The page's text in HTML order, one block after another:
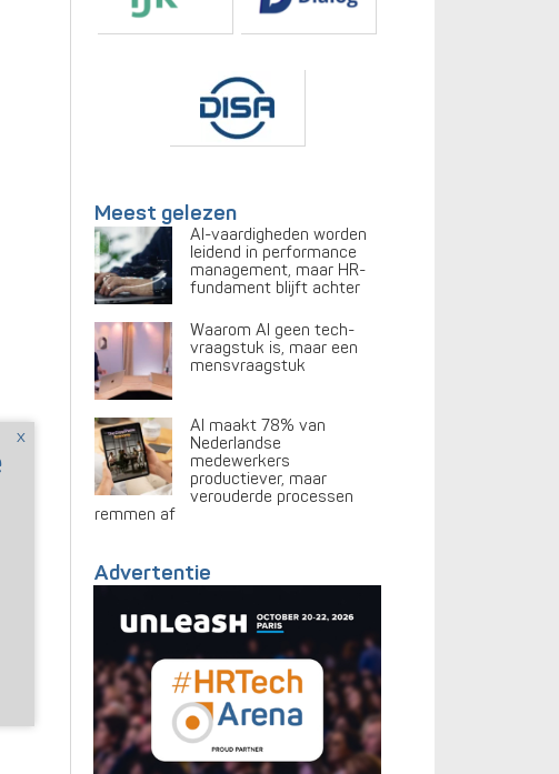
Meest gelezen
AI-vaardigheden worden
leidend in performance
management, maar HR-
fundament blijft achter
Waarom AI geen tech-
vraagstuk is, maar een
mensvraagstuk
AI maakt 78% van
Nederlandse
medewerkers
productiever, maar
verouderde processen
remmen af
Advertentie